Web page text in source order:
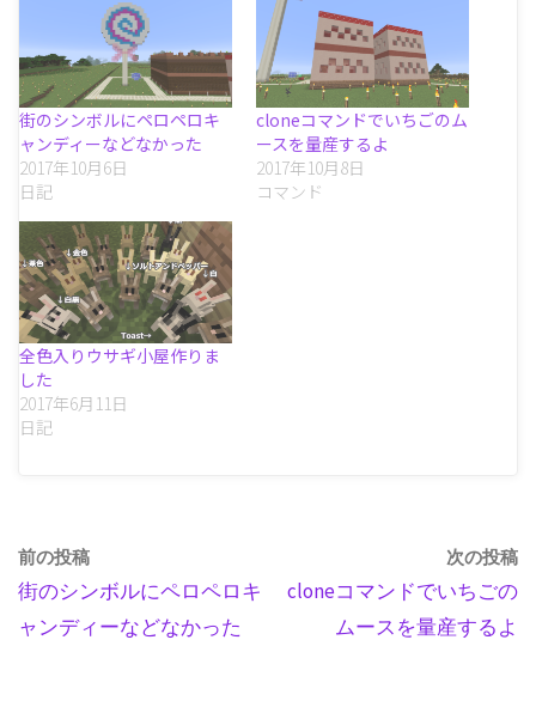
街のシンボルにペロペロキ
ャンディーなどなかった
2017年10月6日
日記
cloneコマンドでいちごのム
ースを量産するよ
2017年10月8日
コマンド
全色入りウサギ小屋作りま
した
2017年6月11日
日記
前の投稿
街のシンボルにペロペロキ
ャンディーなどなかった
次の投稿
cloneコマンドでいちごの
ムースを量産するよ